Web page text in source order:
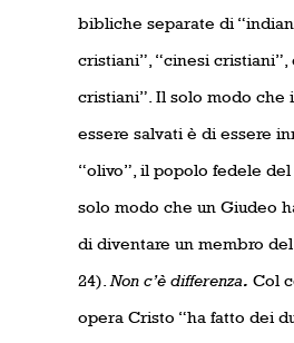
bibliche separate di
cristiani”, “cinesi cristiani”,
cristiani”. Il solo modo che
essere salvati è di essere
“olivo”, il popolo fedele del
solo modo che un Giudeo
di diventare un membro
24). Non c’è differenza. Col
opera Cristo “ha fatto dei